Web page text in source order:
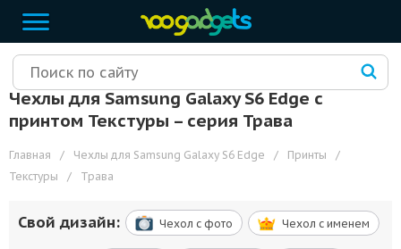
Чехлы для Samsung Galaxy S6 Edge с
принтом Текстуры – cерия Трава
Главная / Чехлы для Samsung Galaxy S6 Edge / Принты
/
Текстуры
/ Трава
Свой дизайн: Чехол c фото Чехол c именем